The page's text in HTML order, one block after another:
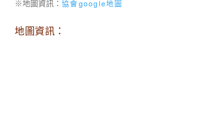
※地圖資訊： 協會google地圖
地圖資訊：